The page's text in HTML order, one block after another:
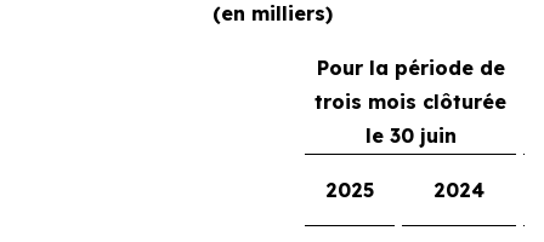
(en milliers)
Pour la période de
trois mois clôturée
le 30 juin
2025 2024